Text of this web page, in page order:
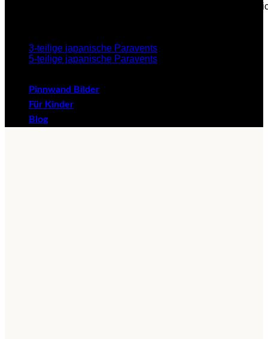
Diese Paravents, die im Japanischen als "Byobu"
3-teilige japanische Paravents
5-teilige japanische Paravents
Pinnwand Bilder
Für Kinder
Blog